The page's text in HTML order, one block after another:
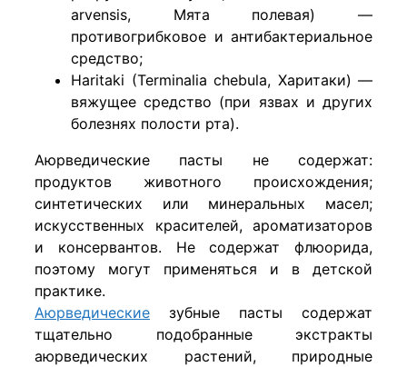
arvensis, Мята полевая) —
противогрибковое и антибактериальное
средство;
Haritaki (Terminalia chebula, Харитаки) —
вяжущее средство (при язвах и других
болезнях полости рта).
Аюрведические пасты не содержат:
продуктов животного происхождения;
синтетических или минеральных масел;
искусственных красителей, ароматизаторов
и консервантов. Не содержат флюорида,
поэтому могут применяться и в детской
практике.
Аюрведические зубные пасты содержат
тщательно подобранные экстракты
аюрведических растений, природные